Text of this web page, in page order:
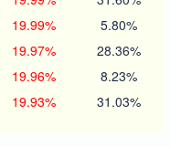
19.99% 5.80%
19.97% 28.36%
19.96% 8.23%
19.93% 31.03%